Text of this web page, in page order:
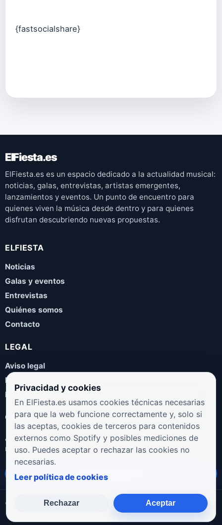
{fastsocialshare}
ElFiesta.es
ElFiesta.es es un espacio dedicado a la actualidad musical:
noticias, galas, entrevistas, artistas emergentes,
lanzamientos y eventos. Un punto de encuentro para
quienes viven la música desde dentro y para quienes
disfrutan descubriendo nuevas propuestas.
ELFIESTA
Noticias
Galas y eventos
Entrevistas
Quiénes somos
Contacto
LEGAL
Aviso legal
Política de privacidad
Política de cookies
COLABORA
¿Eres artista, manager, sello o promotor? Envíanos tus
novedades, galas, entrevistas o propuestas musicales.
Enviar propuesta
© 2026 ElFiesta.es Noticias · Galas · Entrevistas · Música
Privacidad y cookies
En ElFiesta.es usamos cookies técnicas necesarias
para que la web funcione correctamente y, solo si
las aceptas, cookies de terceros para contenidos
externos como Spotify y posibles mediciones de
uso. Puedes aceptar o rechazar las cookies no
necesarias.
Leer política de cookies
Rechazar Aceptar